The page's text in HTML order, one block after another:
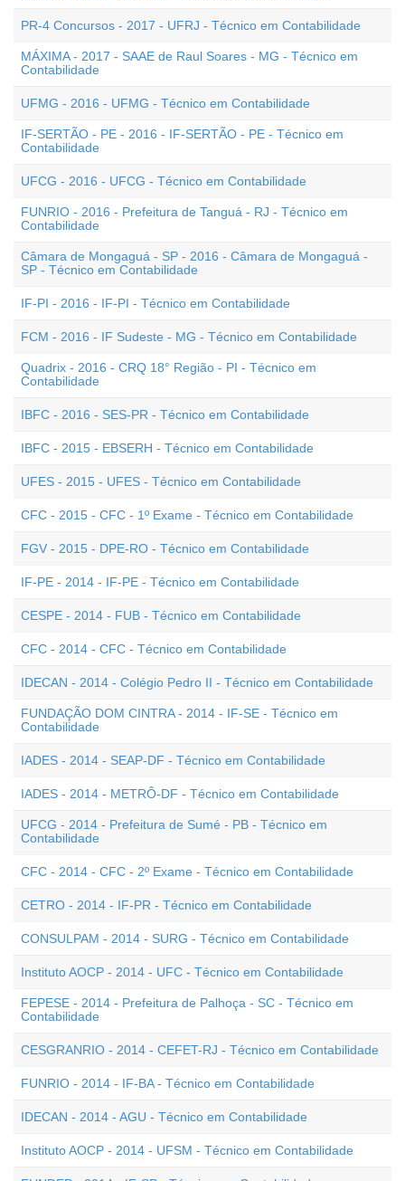
PR-4 Concursos - 2017 - UFRJ - Técnico em Contabilidade
MÁXIMA - 2017 - SAAE de Raul Soares - MG - Técnico em
Contabilidade
UFMG - 2016 - UFMG - Técnico em Contabilidade
IF-SERTÃO - PE - 2016 - IF-SERTÃO - PE - Técnico em
Contabilidade
UFCG - 2016 - UFCG - Técnico em Contabilidade
FUNRIO - 2016 - Prefeitura de Tanguá - RJ - Técnico em
Contabilidade
Câmara de Mongaguá - SP - 2016 - Câmara de Mongaguá -
SP - Técnico em Contabilidade
IF-PI - 2016 - IF-PI - Técnico em Contabilidade
FCM - 2016 - IF Sudeste - MG - Técnico em Contabilidade
Quadrix - 2016 - CRQ 18° Região - PI - Técnico em
Contabilidade
IBFC - 2016 - SES-PR - Técnico em Contabilidade
IBFC - 2015 - EBSERH - Técnico em Contabilidade
UFES - 2015 - UFES - Técnico em Contabilidade
CFC - 2015 - CFC - 1º Exame - Técnico em Contabilidade
FGV - 2015 - DPE-RO - Técnico em Contabilidade
IF-PE - 2014 - IF-PE - Técnico em Contabilidade
CESPE - 2014 - FUB - Técnico em Contabilidade
CFC - 2014 - CFC - Técnico em Contabilidade
IDECAN - 2014 - Colégio Pedro II - Técnico em Contabilidade
FUNDAÇÃO DOM CINTRA - 2014 - IF-SE - Técnico em
Contabilidade
IADES - 2014 - SEAP-DF - Técnico em Contabilidade
IADES - 2014 - METRÔ-DF - Técnico em Contabilidade
UFCG - 2014 - Prefeitura de Sumé - PB - Técnico em
Contabilidade
CFC - 2014 - CFC - 2º Exame - Técnico em Contabilidade
CETRO - 2014 - IF-PR - Técnico em Contabilidade
CONSULPAM - 2014 - SURG - Técnico em Contabilidade
Instituto AOCP - 2014 - UFC - Técnico em Contabilidade
FEPESE - 2014 - Prefeitura de Palhoça - SC - Técnico em
Contabilidade
CESGRANRIO - 2014 - CEFET-RJ - Técnico em Contabilidade
FUNRIO - 2014 - IF-BA - Técnico em Contabilidade
IDECAN - 2014 - AGU - Técnico em Contabilidade
Instituto AOCP - 2014 - UFSM - Técnico em Contabilidade